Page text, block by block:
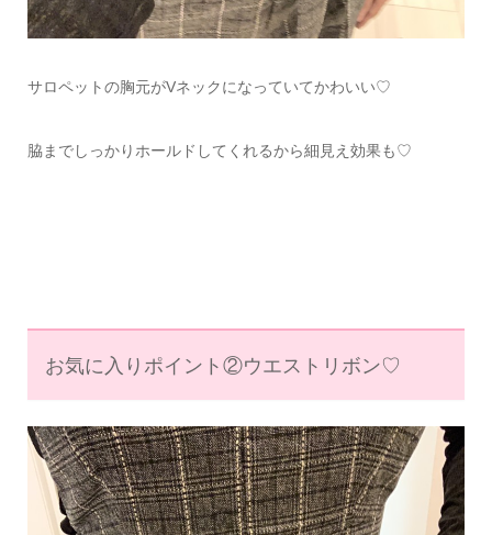
サロペットの胸元がVネックになっていてかわいい♡
脇までしっかりホールドしてくれるから細見え効果も♡
お気に入りポイント②ウエストリボン♡